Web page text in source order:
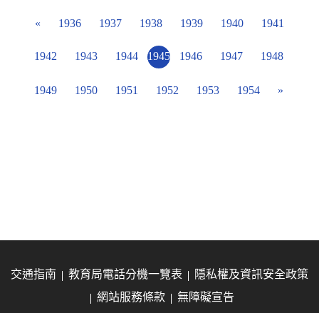
« 1936 1937 1938 1939 1940 1941
1942 1943 1944 1945 1946 1947 1948
1949 1950 1951 1952 1953 1954 »
交通指南 教育局電話分機一覽表
隱私權及資訊安全政策
網站服務條款
無障礙宣告